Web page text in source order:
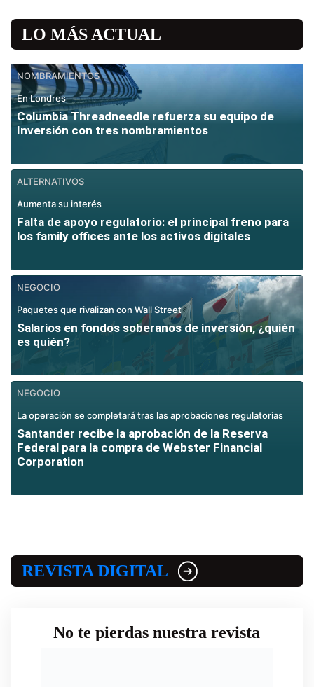
LO MÁS ACTUAL
NOMBRAMIENTOS
En Londres
Columbia Threadneedle refuerza su equipo de
Inversión con tres nombramientos
ALTERNATIVOS
Aumenta su interés
Falta de apoyo regulatorio: el principal freno para
los family offices ante los activos digitales
NEGOCIO
Paquetes que rivalizan con Wall Street
Salarios en fondos soberanos de inversión, ¿quién
es quién?
NEGOCIO
La operación se completará tras las aprobaciones regulatorias
Santander recibe la aprobación de la Reserva
Federal para la compra de Webster Financial
Corporation
REVISTA DIGITAL
No te pierdas nuestra revista